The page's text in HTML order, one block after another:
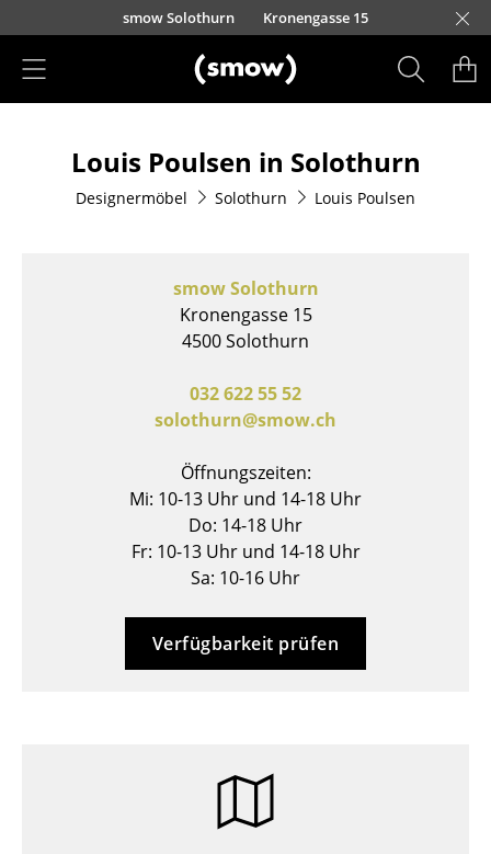
Direkt zum Inhaltsmow Solothurn Kronengasse 15
Sitzmöbel
Esszimmerstühle
Freischwinger
Bänke & Liegen
Gartenstühle
Louis Poulsen in Solothurn
Designermöbel Solothurn Louis Poulsen
smow Solothurn
Kronengasse 15
4500 Solothurn
032 622 55 52
solothurn@smow.ch
Öffnungszeiten:
Mi: 10-13 Uhr und 14-18 Uhr
Do: 14-18 Uhr
Fr: 10-13 Uhr und 14-18 Uhr
Sa: 10-16 Uhr
Verfügbarkeit prüfen